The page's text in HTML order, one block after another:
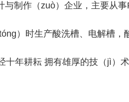
制作（zuò）企业，主要从事
）时生产酸洗槽、电解槽，
年耕耘 拥有雄厚的技（jì）